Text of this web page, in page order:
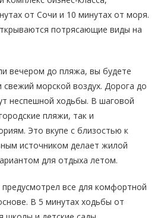
от Сочи и 10 минутах от моря.
потрясающие виды на
вечером до пляжа, вы будете
морской воздух. Дорога до
неспешной ходьбы. В шаговой
пляжи, так и
Это вкупе с близостью к
источником делает жилой
для отдыха летом.
все для комфортной
В 5 минутах ходьбы от